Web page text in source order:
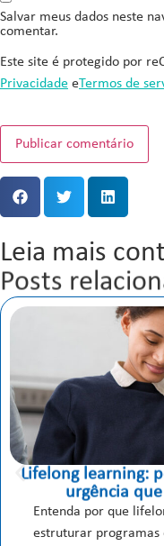
Salvar meus dados neste
comentar.
Este site é protegido por
Privacidade eTermos de
Leia mais
Posts
Lifelong learning:
urgência
Entenda por que
estruturar programas